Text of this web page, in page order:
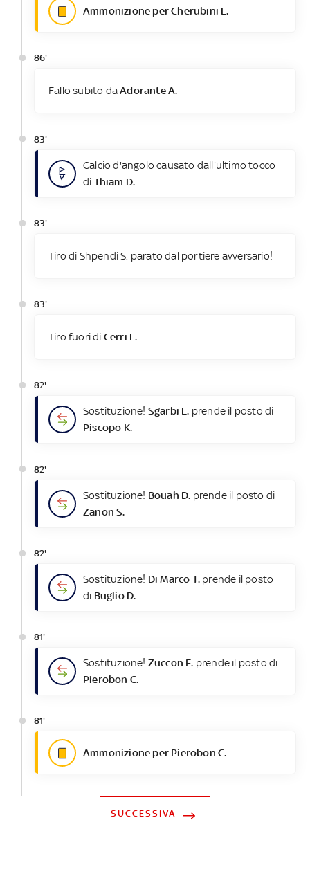
Ammonizione per Cherubini L.
86'
Fallo subito daAdorante A.
83'
Calcio d'angolo causato dall'ultimo tocco
di Thiam D.
83'
Tiro di Shpendi S. parato dal portiere avversario!
83'
Tiro fuori di Cerri L.
82'
Sostituzione! Sgarbi L. prende il posto di
Piscopo K.
82'
Sostituzione! Bouah D. prende il posto di
Zanon S.
82'
Sostituzione! Di Marco T. prende il posto
di Buglio D.
81'
Sostituzione! Zuccon F. prende il posto di
Pierobon C.
81'
Ammonizione per Pierobon C.
SUCCESSIVA